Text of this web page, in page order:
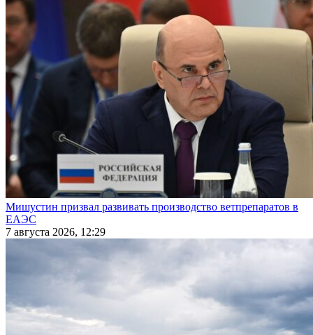
Мишустин призвал развивать производство ветпрепаратов в
ЕАЭС
7 августа 2026, 12:29